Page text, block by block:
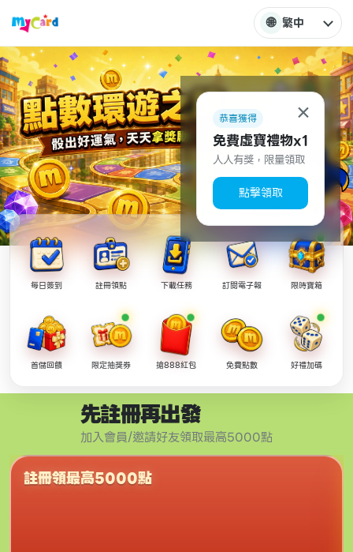
🌐 繁中
每日簽到 註冊領點 下載任務 訂閱電子報 限時寶箱
首儲回饋 限定抽獎券 搶888紅包 免費點數 好禮加碼
先註冊再出發
加入會員/邀請好友領取最高5000點
註冊領最高5000點
×
恭喜獲得
免費虛寶禮物x1
人人有獎，限量領取
點擊領取